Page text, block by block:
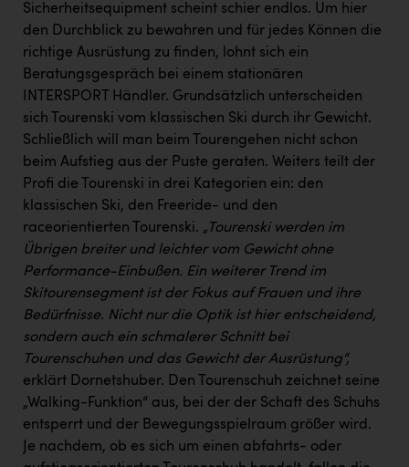
Österreichisches Hebammengremium
Wirtschaftskammer OÖ Energiehandel
Dopgas
kunden basics
Sicherheitsequipment scheint schier endlos. Um hier
den Durchblick zu bewahren und für jedes Können die
richtige Ausrüstung zu finden, lohnt sich ein
Beratungsgespräch bei einem stationären
INTERSPORT Händler. Grundsätzlich unterscheiden
sich Tourenski vom klassischen Ski durch ihr Gewicht.
Schließlich will man beim Tourengehen nicht schon
beim Aufstieg aus der Puste geraten. Weiters teilt der
Profi die Tourenski in drei Kategorien ein: den
klassischen Ski, den Freeride- und den
raceorientierten Tourenski. „Tourenski werden im
Übrigen breiter und leichter vom Gewicht ohne
Performance-Einbußen. Ein weiterer Trend im
Skitourensegment ist der Fokus auf Frauen und ihre
Bedürfnisse. Nicht nur die Optik ist hier entscheidend,
sondern auch ein schmalerer Schnitt bei
Tourenschuhen und das Gewicht der Ausrüstung“,
erklärt Dornetshuber. Den Tourenschuh zeichnet seine
„Walking-Funktion“ aus, bei der der Schaft des Schuhs
entsperrt und der Bewegungsspielraum größer wird.
Je nachdem, ob es sich um einen abfahrts- oder